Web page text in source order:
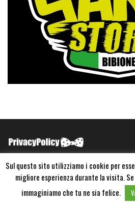
Copyright ©2022 FX Action
Powered by
Sul questo sito utilizziamo i cookie per
migliore esperienza durante la visita.
immaginiamo che tu ne sia felice.